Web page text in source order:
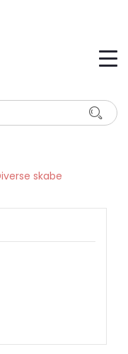
skabe